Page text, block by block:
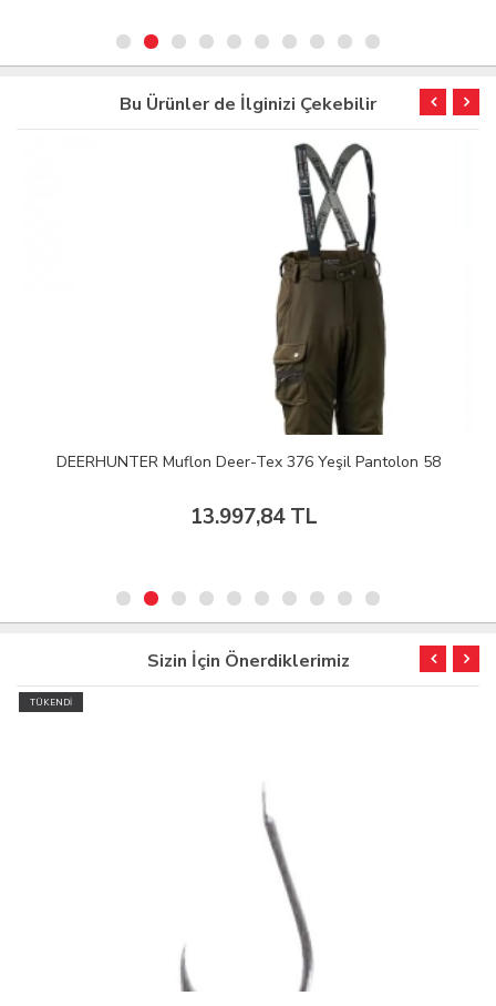
Bu Ürünler de İlginizi Çekebilir
DEERHUNTER Muflon Deer-Tex 376 Yeşil Pantolon 58
13.997,84 TL
Sizin İçin Önerdiklerimiz
TÜKENDİ